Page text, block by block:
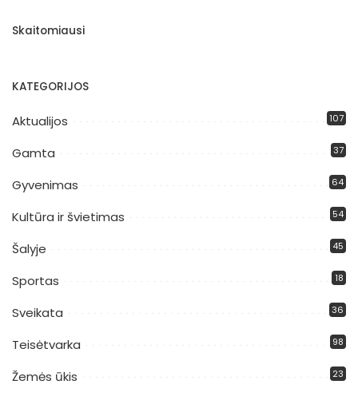
Skaitomiausi
KATEGORIJOS
Aktualijos 107
Gamta 37
Gyvenimas 64
Kultūra ir švietimas 54
Šalyje 45
Sportas 18
Sveikata 36
Teisėtvarka 98
Žemės ūkis 23